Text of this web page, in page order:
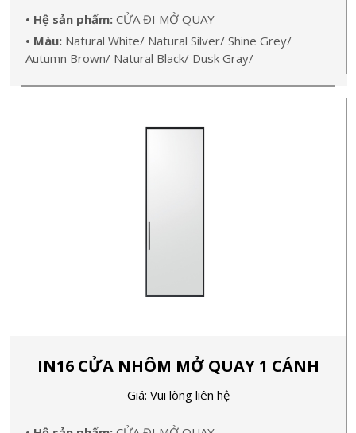
• Hệ sản phẩm: CỬA ĐI MỞ QUAY
• Màu:Natural White/ Natural Silver/ Shine Grey/
Autumn Brown/ Natural Black/ Dusk Gray/
IN16 CỬA NHÔM MỞ QUAY 1 CÁNH
Giá: Vui lòng liên hệ